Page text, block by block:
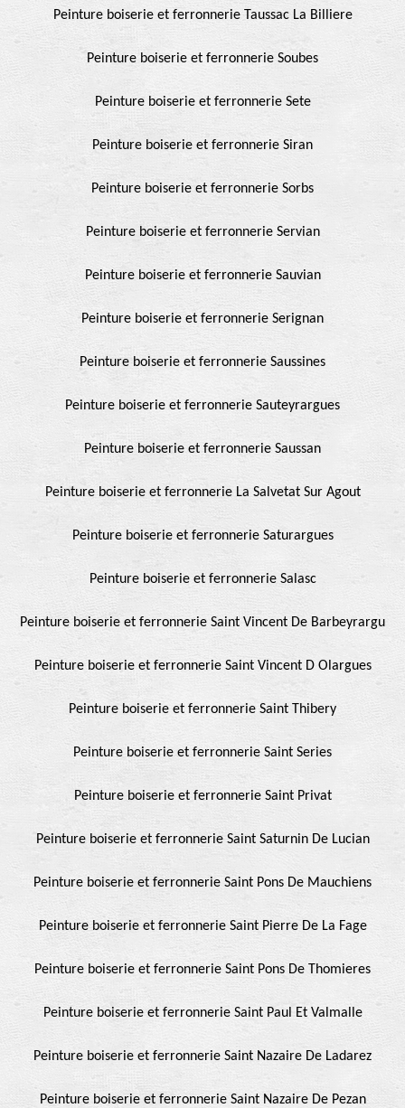
Peinture boiserie et ferronnerie Taussac La Billiere
Peinture boiserie et ferronnerie Soubes
Peinture boiserie et ferronnerie Sete
Peinture boiserie et ferronnerie Siran
Peinture boiserie et ferronnerie Sorbs
Peinture boiserie et ferronnerie Servian
Peinture boiserie et ferronnerie Sauvian
Peinture boiserie et ferronnerie Serignan
Peinture boiserie et ferronnerie Saussines
Peinture boiserie et ferronnerie Sauteyrargues
Peinture boiserie et ferronnerie Saussan
Peinture boiserie et ferronnerie La Salvetat Sur Agout
Peinture boiserie et ferronnerie Saturargues
Peinture boiserie et ferronnerie Salasc
Peinture boiserie et ferronnerie Saint Vincent De Barbeyrargu
Peinture boiserie et ferronnerie Saint Vincent D Olargues
Peinture boiserie et ferronnerie Saint Thibery
Peinture boiserie et ferronnerie Saint Series
Peinture boiserie et ferronnerie Saint Privat
Peinture boiserie et ferronnerie Saint Saturnin De Lucian
Peinture boiserie et ferronnerie Saint Pons De Mauchiens
Peinture boiserie et ferronnerie Saint Pierre De La Fage
Peinture boiserie et ferronnerie Saint Pons De Thomieres
Peinture boiserie et ferronnerie Saint Paul Et Valmalle
Peinture boiserie et ferronnerie Saint Nazaire De Ladarez
Peinture boiserie et ferronnerie Saint Nazaire De Pezan